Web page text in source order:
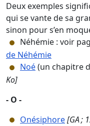
Deux exemples
qui se vante de sa
sinon pour s’en
Néhémie : voir
de Néhémie
Noé(un chapitre
Ko]
- O -
Onésiphore[GA ;